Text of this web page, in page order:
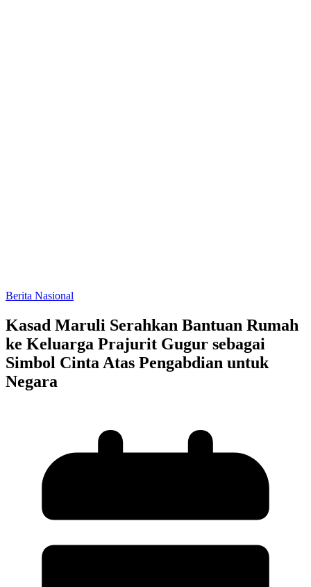
Berita Nasional
Kasad Maruli Serahkan Bantuan Rumah
ke Keluarga Prajurit Gugur sebagai
Simbol Cinta Atas Pengabdian untuk
Negara